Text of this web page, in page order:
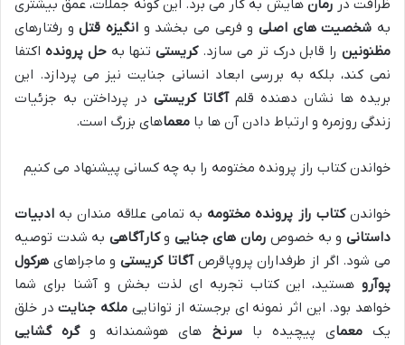
ظرافت در رمان هایش به کار می برد. این گونه جملات، عمق بیشتری
به شخصیت های اصلیو فرعی می بخشد و انگیزه قتلو رفتارهای
مظنونینرا قابل درک تر می سازد.کریستیتنها بهحل پرونده اکتفا
نمی کند، بلکه به بررسی ابعاد انسانی جنایت نیز می پردازد. این
بریده ها نشان دهنده قلمآگاتا کریستی در پرداختن به جزئیات
زندگی روزمره و ارتباط دادن آن ها با معماهای بزرگ است.
خواندن کتاب راز پرونده مختومه را به چه کسانی پیشنهاد می کنیم
خواندنکتاب راز پرونده مختومه به تمامی علاقه مندان به ادبیات
داستانیو به خصوص رمان های جنایی وکارآگاهی به شدت توصیه
می شود. اگر از طرفداران پروپاقرصآگاتا کریستیو ماجراهای هرکول
پوآرو هستید، این کتاب تجربه ای لذت بخش و آشنا برای شما
خواهد بود. این اثر نمونه ای برجسته از توانایی ملکه جنایتدر خلق
یکمعمای پیچیده باسرنخ های هوشمندانه وگره گشایی